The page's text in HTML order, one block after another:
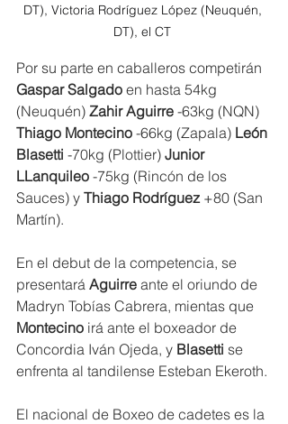
DT), Victoria Rodríguez López (Neuquén,
DT), el CT
Por su parte en caballeros competirán
Gaspar Salgado en hasta 54kg
(Neuquén) Zahir Aguirre -63kg (NQN)
Thiago Montecino -66kg (Zapala) León
Blasetti -70kg (Plottier) Junior
LLanquileo -75kg (Rincón de los
Sauces) y Thiago Rodríguez +80 (San
Martín).
En el debut de la competencia, se
presentará Aguirre ante el oriundo de
Madryn Tobías Cabrera, mientas que
Montecino irá ante el boxeador de
Concordia Iván Ojeda, y Blasetti se
enfrenta al tandilense Esteban Ekeroth.
El nacional de Boxeo de cadetes es la